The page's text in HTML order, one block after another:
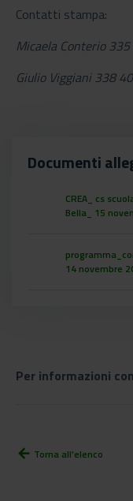
Contatti stampa:
Micaela Conterio
Giulio Viggiani 338
Documenti
CREA_ cs
Bella_ 15
14 novembre
Per informazioni
arrow_back Torna all'elenco